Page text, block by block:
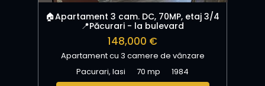
🏠Apartament 3 cam. DC, 70MP, etaj 3/4
📍Păcurari - la bulevard
148,000 €
Apartament cu 3 camere de vânzare
Pacurari, Iasi
70 mp 1984